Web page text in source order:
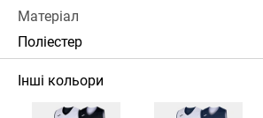
Матеріал
Поліестер
Інші кольори